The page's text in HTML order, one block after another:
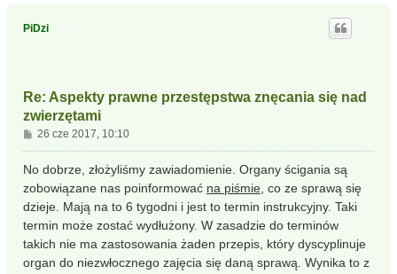
PiDzi
Re: Aspekty prawne przestępstwa znęcania się nad
zwierzętami
P
o
s
26 cze 2017, 10:10
No dobrze, złożyliśmy zawiadomienie. Organy ścigania są
zobowiązane nas poinformować na piśmie , co ze sprawą się
dzieje. Mają na to 6 tygodni i jest to termin instrukcyjny. Taki
termin może zostać wydłużony. W zasadzie do terminów
takich nie ma zastosowania żaden przepis, który dyscyplinuje
organ do niezwłocznego zajęcia się daną sprawą. Wynika to z